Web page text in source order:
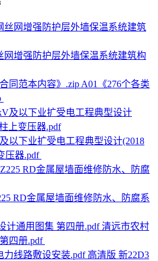
网增强防护层外墙保温系统建筑构
A01《276个各类
以下业扩受电工程典型设计(2018
压器.pdf
RD金属屋墙面维修防水、防腐系
清远市农村
四册.pdf
高清版 新22D3